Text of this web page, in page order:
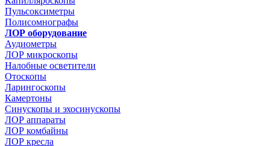
Пульсоксиметры
Полисомнографы
ЛОР оборудование
Аудиометры
ЛОР микроскопы
Налобные осветители
Отоскопы
Ларингоскопы
Камертоны
Синускопы и эхосинускопы
ЛОР аппараты
ЛОР комбайны
ЛОР кресла